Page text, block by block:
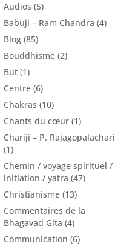
Audios (5)
Babuji – Ram Chandra (4)
Blog (85)
Bouddhisme (2)
But (1)
Centre (6)
Chakras (10)
Chants du cœur (1)
Chariji – P. Rajagopalachari
(1)
Chemin / voyage spirituel /
initiation / yatra (47)
Christianisme (13)
Commentaires de la
Bhagavad Gita (4)
Communication (6)